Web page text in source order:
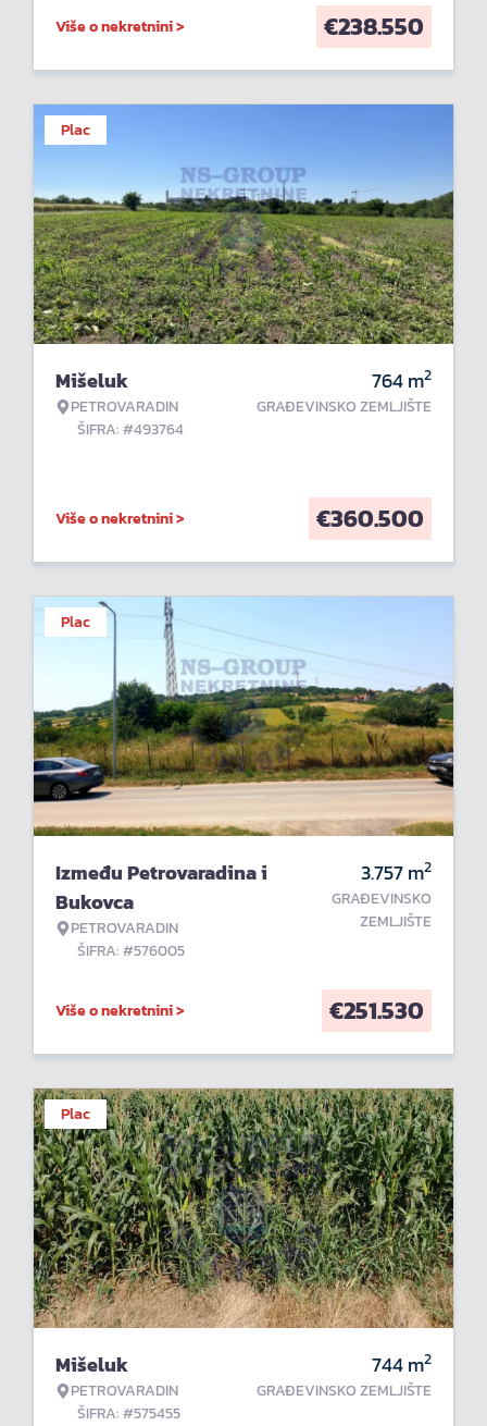
Više o nekretnini > €238.550
Plac
Mišeluk
PETROVARADIN
ŠIFRA: #493764
764m2
GRAĐEVINSKO ZEMLJIŠTE
Više o nekretnini > €360.500
Plac
Između Petrovaradina i
Bukovca
PETROVARADIN
ŠIFRA: #576005
3.757m2
GRAĐEVINSKO
ZEMLJIŠTE
Više o nekretnini > €251.530
Plac
Mišeluk
PETROVARADIN
ŠIFRA: #575455
744m2
GRAĐEVINSKO ZEMLJIŠTE